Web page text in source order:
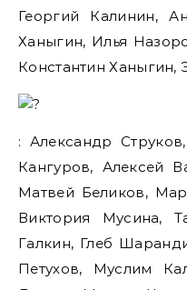
Георгий Калинин,
Ханыгин, Илья
Константин Ханыгин,
: Александр
Кангуров, Алексей
Матвей Беликов,
Виктория Мусина,
Галкин, Глеб
Петухов, Муслим